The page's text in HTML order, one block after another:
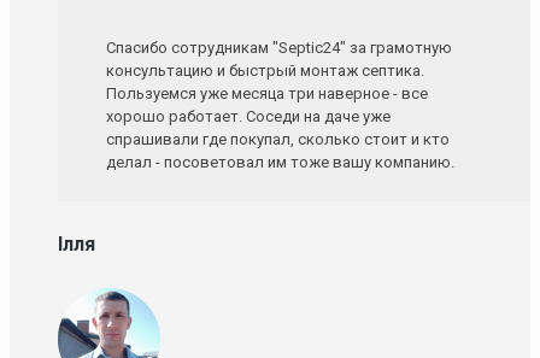
Спасибо сотрудникам "Septic24" за грамотную
консультацию и быстрый монтаж септика.
Пользуемся уже месяца три наверное - все
хорошо работает. Соседи на даче уже
спрашивали где покупал, сколько стоит и кто
делал - посоветовал им тоже вашу компанию.
Ілля